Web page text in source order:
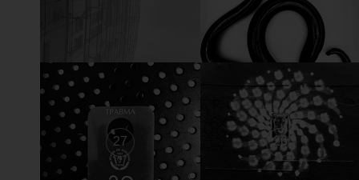
27 26